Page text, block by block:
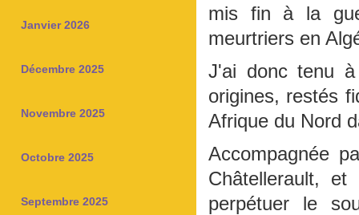
Janvier 2026
Décembre 2025
Novembre 2025
Octobre 2025
Septembre 2025
mis fin à la
meurtriers en
J'ai donc tenu
origines, restés
Afrique du Nord
Accompagnée
Châtellerault, et
perpétuer le